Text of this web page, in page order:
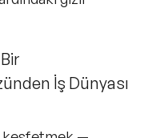
İş Dünyası